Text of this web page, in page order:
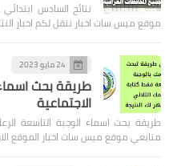
موقع ميس سات اخبار ننقل لكم اخبار
24 مايو 2023
طريقة بحث
الاجتماعية
طريقة بحث اسماء الوجبة التاسعة
متابعي موقع ميس سات اخبار الموقع